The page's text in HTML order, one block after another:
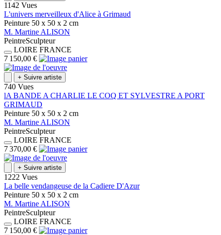
1142 Vues
L'univers merveilleux d'Alice à Grimaud
Peinture 50 x 50 x 2 cm
M. Martine ALISON
PeintreSculpteur
LOIRE FRANCE
7 150,00 €
+ Suivre artiste
740 Vues
lA BANDE A CHARLIE LE COQ ET SYLVESTRE A PORT
GRIMAUD
Peinture 50 x 50 x 2 cm
M. Martine ALISON
PeintreSculpteur
LOIRE FRANCE
7 370,00 €
+ Suivre artiste
1222 Vues
La belle vendangeuse de la Cadiere D'Azur
Peinture 50 x 50 x 2 cm
M. Martine ALISON
PeintreSculpteur
LOIRE FRANCE
7 150,00 €